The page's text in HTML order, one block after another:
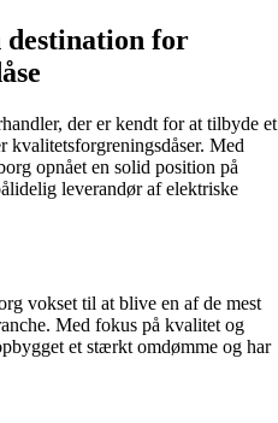
for
der er kendt for at tilbyde et
kvalitetsforgreningsdåser. Med
opnået en solid position på
leverandør af elektriske
vokset til at blive en af de mest
Med fokus på kvalitet og
et stærkt omdømme og har